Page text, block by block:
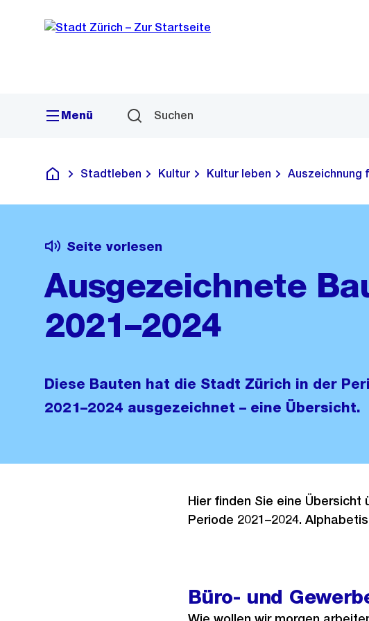
Navigation
Sprunglink
Menü Suchen
Deutsch
Stadtleben Kultur Kultur leben Auszeichnung
Seite vorlesen
Ausgezeichnete
2021–2024
Diese Bauten hat die Stadt Zürich in der
2021–2024 ausgezeichnet – eine Übersicht.
Hier finden Sie eine
Periode 2021–2024.
Büro- und